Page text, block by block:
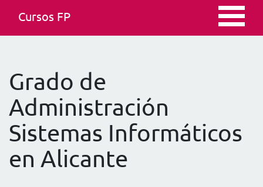
Cursos FP
Grado de
Administración
Sistemas Informáticos
en Alicante